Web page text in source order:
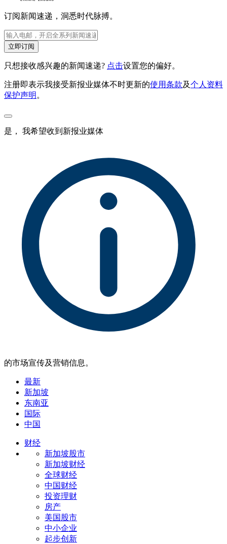
订阅新闻速递，洞悉时代脉搏。
立即订阅
只想接收感兴趣的新闻速递? 点击设置您的偏好。
注册即表示我接受新报业媒体不时更新的使用条款及个人资料
保护声明 。
是， 我希望收到新报业媒体
的市场宣传及营销信息。
最新
新加坡
东南亚
国际
中国
财经
新加坡股市
新加坡财经
全球财经
中国财经
投资理财
房产
美国股市
中小企业
起步创新